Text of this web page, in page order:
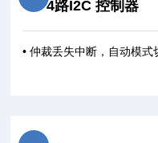
4路I2C 控制器
• 仲裁丢失中断，自动模